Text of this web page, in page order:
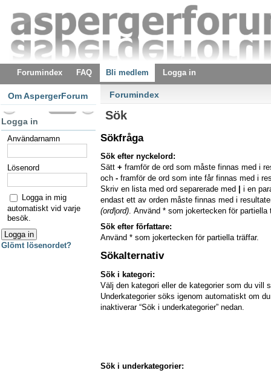
Forumindex FAQ Bli medlem Logga in
Forumindex
Sök
Sökfråga
Sök efter nyckelord:
Sätt + framför de ord som måste finnas med i
och - framför de ord som inte får finnas med i
Skriv en lista med ord separerade med
i en
endast ett av orden måste finnas med i
(ord|ord) . Använd * som jokertecken för partiella
Sök efter författare:
Använd * som jokertecken för partiella träffar.
Sökalternativ
Sök i kategori:
Välj den kategori eller de kategorier som du vill
Underkategorier söks igenom automatiskt om
inaktiverar “Sök i underkategorier” nedan.
Sök i underkategorier:
Om AspergerForum
Logga in
Användarnamn
Lösenord
Logga in mig
automatiskt vid varje
besök.
Glömt lösenordet?